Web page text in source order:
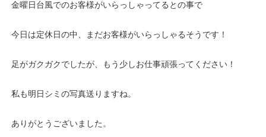
金曜日台風でのお客様がいらっしゃってるとの事で
今日は定休日の中、まだお客様がいらっしゃるそうです！
足がガクガクでしたが、もう少しお仕事頑張ってください！
私も明日シミの写真送りますね。
ありがとうございました。